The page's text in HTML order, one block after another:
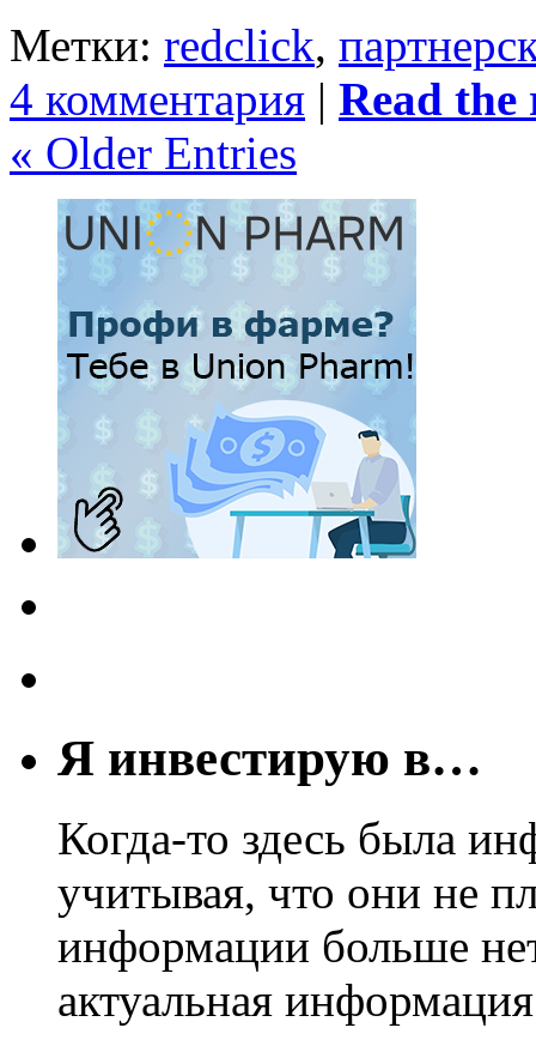
Метки: redclick,
4 комментария | Read the
« Older Entries
Я инвестирую в…
Когда-то здесь была
учитывая, что они не
информации больше
актуальная